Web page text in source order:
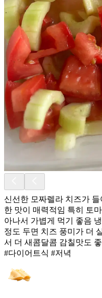
신선한 모짜렐라 치즈가
한 맛이 매력적임 특히 토
아나서 가볍게 먹기 좋음
정도 두면 치즈 풍미가 더
서 더 새콤달콤 감칠맛도
#다이어트식 #저녁